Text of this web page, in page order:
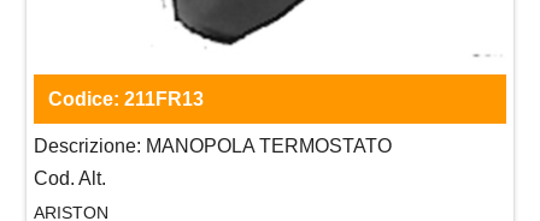
Codice: 211FR13
Descrizione: MANOPOLA TERMOSTATO
Cod. Alt.
ARISTON